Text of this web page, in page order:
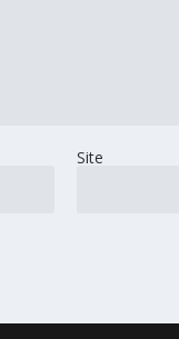
Site